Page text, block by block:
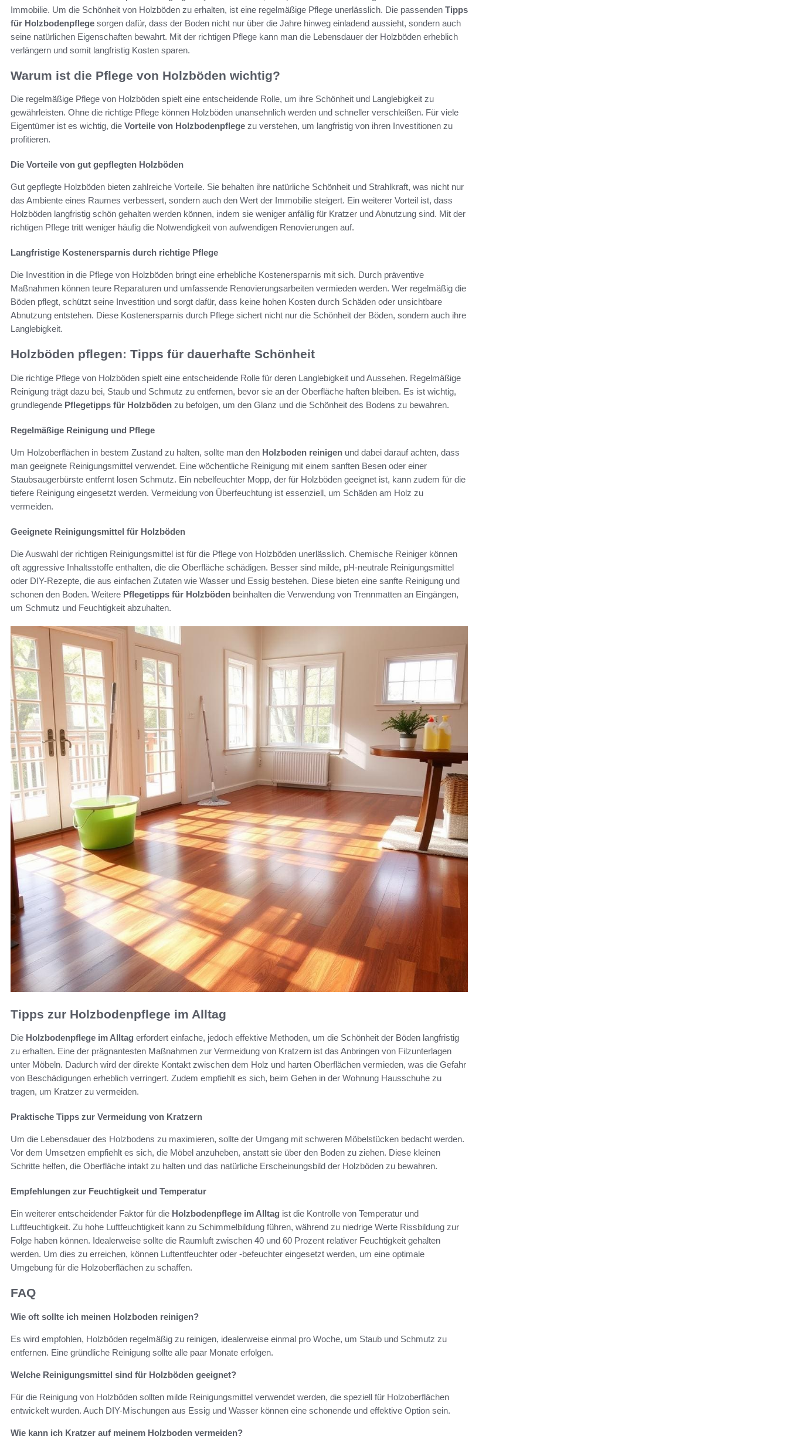
Immobilie. Um die Schönheit von Holzböden zu erhalten, ist eine regelmäßige Pflege unerlässlich. Die passenden Tipps
für Holzbodenpflege sorgen dafür, dass der Boden nicht nur über die Jahre hinweg einladend aussieht, sondern auch
seine natürlichen Eigenschaften bewahrt. Mit der richtigen Pflege kann man die Lebensdauer der Holzböden erheblich
verlängern und somit langfristig Kosten sparen.
Warum ist die Pflege von Holzböden wichtig?
Die regelmäßige Pflege von Holzböden spielt eine entscheidende Rolle, um ihre Schönheit und Langlebigkeit zu
gewährleisten. Ohne die richtige Pflege können Holzböden unansehnlich werden und schneller verschleißen. Für viele
Eigentümer ist es wichtig, die Vorteile von Holzbodenpflege zu verstehen, um langfristig von ihren Investitionen zu
profitieren.
Die Vorteile von gut gepflegten Holzböden
Gut gepflegte Holzböden bieten zahlreiche Vorteile. Sie behalten ihre natürliche Schönheit und Strahlkraft, was nicht nur
das Ambiente eines Raumes verbessert, sondern auch den Wert der Immobilie steigert. Ein weiterer Vorteil ist, dass
Holzböden langfristig schön gehalten werden können, indem sie weniger anfällig für Kratzer und Abnutzung sind. Mit der
richtigen Pflege tritt weniger häufig die Notwendigkeit von aufwendigen Renovierungen auf.
Langfristige Kostenersparnis durch richtige Pflege
Die Investition in die Pflege von Holzböden bringt eine erhebliche Kostenersparnis mit sich. Durch präventive
Maßnahmen können teure Reparaturen und umfassende Renovierungsarbeiten vermieden werden. Wer regelmäßig die
Böden pflegt, schützt seine Investition und sorgt dafür, dass keine hohen Kosten durch Schäden oder unsichtbare
Abnutzung entstehen. Diese Kostenersparnis durch Pflege sichert nicht nur die Schönheit der Böden, sondern auch ihre
Langlebigkeit.
Holzböden pflegen: Tipps für dauerhafte Schönheit
Die richtige Pflege von Holzböden spielt eine entscheidende Rolle für deren Langlebigkeit und Aussehen. Regelmäßige
Reinigung trägt dazu bei, Staub und Schmutz zu entfernen, bevor sie an der Oberfläche haften bleiben. Es ist wichtig,
grundlegende Pflegetipps für Holzböden zu befolgen, um den Glanz und die Schönheit des Bodens zu bewahren.
Regelmäßige Reinigung und Pflege
Um Holzoberflächen in bestem Zustand zu halten, sollte man den Holzboden reinigen und dabei darauf achten, dass
man geeignete Reinigungsmittel verwendet. Eine wöchentliche Reinigung mit einem sanften Besen oder einer
Staubsaugerbürste entfernt losen Schmutz. Ein nebelfeuchter Mopp, der für Holzböden geeignet ist, kann zudem für die
tiefere Reinigung eingesetzt werden. Vermeidung von Überfeuchtung ist essenziell, um Schäden am Holz zu
vermeiden.
Geeignete Reinigungsmittel für Holzböden
Die Auswahl der richtigen Reinigungsmittel ist für die Pflege von Holzböden unerlässlich. Chemische Reiniger können
oft aggressive Inhaltsstoffe enthalten, die die Oberfläche schädigen. Besser sind milde, pH-neutrale Reinigungsmittel
oder DIY-Rezepte, die aus einfachen Zutaten wie Wasser und Essig bestehen. Diese bieten eine sanfte Reinigung und
schonen den Boden. Weitere Pflegetipps für Holzböden beinhalten die Verwendung von Trennmatten an Eingängen,
um Schmutz und Feuchtigkeit abzuhalten.
Tipps zur Holzbodenpflege im Alltag
Die Holzbodenpflege im Alltag erfordert einfache, jedoch effektive Methoden, um die Schönheit der Böden langfristig
zu erhalten. Eine der prägnantesten Maßnahmen zur Vermeidung von Kratzern ist das Anbringen von Filzunterlagen
unter Möbeln. Dadurch wird der direkte Kontakt zwischen dem Holz und harten Oberflächen vermieden, was die Gefahr
von Beschädigungen erheblich verringert. Zudem empfiehlt es sich, beim Gehen in der Wohnung Hausschuhe zu
tragen, um Kratzer zu vermeiden.
Praktische Tipps zur Vermeidung von Kratzern
Um die Lebensdauer des Holzbodens zu maximieren, sollte der Umgang mit schweren Möbelstücken bedacht werden.
Vor dem Umsetzen empfiehlt es sich, die Möbel anzuheben, anstatt sie über den Boden zu ziehen. Diese kleinen
Schritte helfen, die Oberfläche intakt zu halten und das natürliche Erscheinungsbild der Holzböden zu bewahren.
Empfehlungen zur Feuchtigkeit und Temperatur
Ein weiterer entscheidender Faktor für die Holzbodenpflege im Alltag ist die Kontrolle von Temperatur und
Luftfeuchtigkeit. Zu hohe Luftfeuchtigkeit kann zu Schimmelbildung führen, während zu niedrige Werte Rissbildung zur
Folge haben können. Idealerweise sollte die Raumluft zwischen 40 und 60 Prozent relativer Feuchtigkeit gehalten
werden. Um dies zu erreichen, können Luftentfeuchter oder -befeuchter eingesetzt werden, um eine optimale
Umgebung für die Holzoberflächen zu schaffen.
FAQ
Wie oft sollte ich meinen Holzboden reinigen?
Es wird empfohlen, Holzböden regelmäßig zu reinigen, idealerweise einmal pro Woche, um Staub und Schmutz zu
entfernen. Eine gründliche Reinigung sollte alle paar Monate erfolgen.
Welche Reinigungsmittel sind für Holzböden geeignet?
Für die Reinigung von Holzböden sollten milde Reinigungsmittel verwendet werden, die speziell für Holzoberflächen
entwickelt wurden. Auch DIY-Mischungen aus Essig und Wasser können eine schonende und effektive Option sein.
Wie kann ich Kratzer auf meinem Holzboden vermeiden?